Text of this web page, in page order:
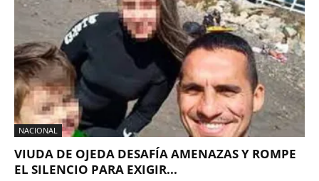
NACIONAL
VIUDA DE OJEDA DESAFÍA AMENAZAS Y ROMPE
EL SILENCIO PARA EXIGIR...